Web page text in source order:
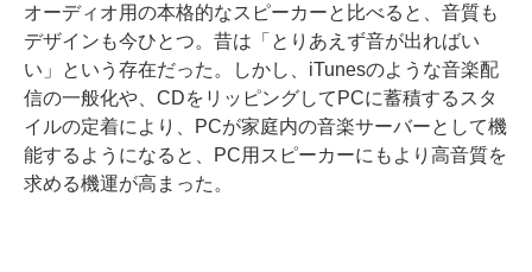
オーディオ用の本格的なスピーカーと比べると、音質も
デザインも今ひとつ。昔は「とりあえず音が出ればい
い」という存在だった。しかし、iTunesのような音楽配
信の一般化や、CDをリッピングしてPCに蓄積するスタ
イルの定着により、PCが家庭内の音楽サーバーとして機
能するようになると、PC用スピーカーにもより高音質を
求める機運が高まった。